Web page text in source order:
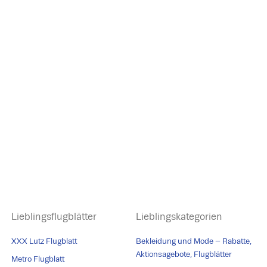
Lieblingsflugblätter
XXX Lutz Flugblatt
Metro Flugblatt
Lieblingskategorien
Bekleidung und Mode – Rabatte,
Aktionsagebote, Flugblätter